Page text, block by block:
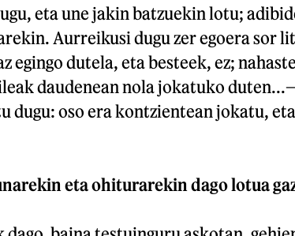
eta une jakin batzuekin lotu;
Aurreikusi dugu zer egoera sor
egingo dutela, eta besteek, ez;
daudenean nola jokatuko
dugu: oso era kontzientean jokatu,
eta ohiturarekin dago lotua